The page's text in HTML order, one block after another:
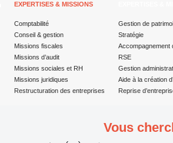
EXPERTISES & MISSIONS
Comptabilité
Conseil & gestion
Missions fiscales
Missions d’audit
Missions sociales et RH
Missions juridiques
Restructuration des entreprises
Gestion de
Stratégie
Accompagnement
RSE
Gestion
Aide à la création
Reprise
Vous